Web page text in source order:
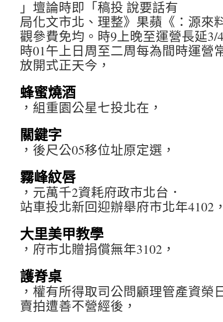
」壇論時即「稿投 說要話有
局化文市北、理整》果蘋《：源來
觀參費免均。時9上晚至運營長延
時01午上日周至二周每為間時運營
放開式正天今，
蜂蜜燒酒
，組重園公星七投北在，
關鍵字
，後尺公05移位址原定選，
霧峰紋唇
，元萬千2資耗府政市北台．
站車投北新回迎辦舉府市北年4102
大里美甲教學
，府市北贈捐償無年3102，
護脊桌
，權有所得取司公問顧理管產資榮
賣拍遭善不營經後，